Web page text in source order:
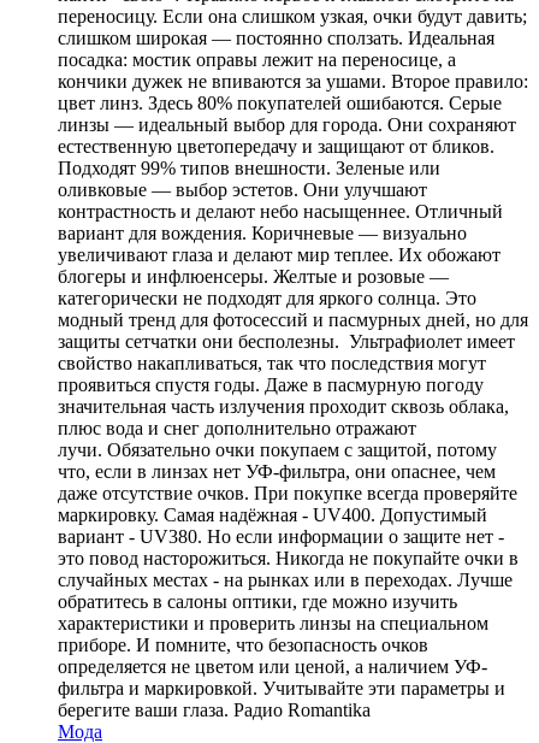
переносицу. Если она слишком узкая, очки будут давить;
слишком широкая — постоянно сползать. Идеальная
посадка: мостик оправы лежит на переносице, а
кончики дужек не впиваются за ушами. Второе правило:
цвет линз. Здесь 80% покупателей ошибаются. Серые
линзы — идеальный выбор для города. Они сохраняют
естественную цветопередачу и защищают от бликов.
Подходят 99% типов внешности. Зеленые или
оливковые — выбор эстетов. Они улучшают
контрастность и делают небо насыщеннее. Отличный
вариант для вождения. Коричневые — визуально
увеличивают глаза и делают мир теплее. Их обожают
блогеры и инфлюенсеры. Желтые и розовые —
категорически не подходят для яркого солнца. Это
модный тренд для фотосессий и пасмурных дней, но для
защиты сетчатки они бесполезны. Ультрафиолет имеет
свойство накапливаться, так что последствия могут
проявиться спустя годы. Даже в пасмурную погоду
значительная часть излучения проходит сквозь облака,
плюс вода и снег дополнительно отражают
лучи. Обязательно очки покупаем с защитой, потому
что, если в линзах нет УФ-фильтра, они опаснее, чем
даже отсутствие очков. При покупке всегда проверяйте
маркировку. Самая надёжная - UV400. Допустимый
вариант - UV380. Но если информации о защите нет -
это повод насторожиться. Никогда не покупайте очки в
случайных местах - на рынках или в переходах. Лучше
обратитесь в салоны оптики, где можно изучить
характеристики и проверить линзы на специальном
приборе. И помните, что безопасность очков
определяется не цветом или ценой, а наличием УФ-
фильтра и маркировкой. Учитывайте эти параметры и
берегите ваши глаза. Радио Romantika
Мода